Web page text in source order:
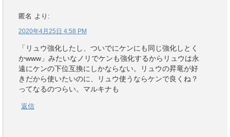
匿名 より:
2020年4月25日 4:58 PM
「リュウ強化したし、ついでにケンにも同じ強化しとく
かwww」みたいなノリでケンも強化するからリュウは永
遠にケンの下位互換にしかならない。リュウの昇竜が好
きだから使いたいのに、リュウ使うならケンで良くね？
ってなるのつらい。マルキナも
返信